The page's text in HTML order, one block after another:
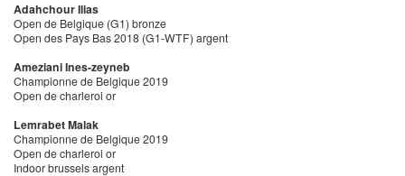
Adahchour Ilias
Open de Belgique (G1) bronze
Open des Pays Bas 2018 (G1-WTF) argent
Ameziani Ines-zeyneb
Championne de Belgique 2019
Open de charleroi or
Lemrabet Malak
Championne de Belgique 2019
Open de charleroi or
Indoor brussels argent